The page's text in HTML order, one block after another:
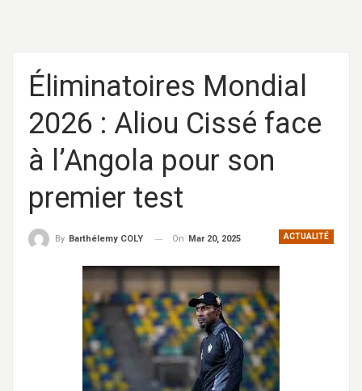
Éliminatoires Mondial
2026 : Aliou Cissé face
à l’Angola pour son
premier test
ACTUALITÉ
By Barthélemy COLY On Mar 20, 2025